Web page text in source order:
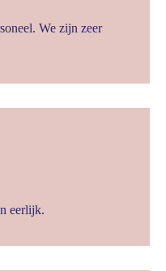
We zijn zeer
eerlijk.